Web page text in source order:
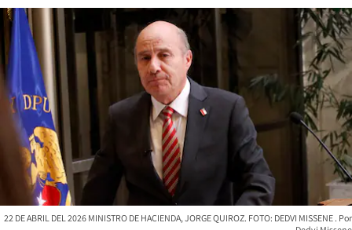
22 DE ABRIL DEL 2026 MINISTRO DE HACIENDA, JORGE QUIROZ. FOTO: DEDVI MISSENE